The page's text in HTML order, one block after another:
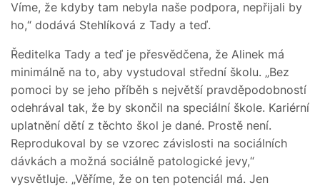
Víme, že kdyby tam nebyla naše podpora, nepřijali by
ho,“ dodává Stehlíková z Tady a teď.
Ředitelka Tady a teď je přesvědčena, že Alinek má
minimálně na to, aby vystudoval střední školu. „Bez
pomoci by se jeho příběh s největší pravděpodobností
odehrával tak, že by skončil na speciální škole. Kariérní
uplatnění dětí z těchto škol je dané. Prostě není.
Reprodukoval by se vzorec závislosti na sociálních
dávkách a možná sociálně patologické jevy,“
vysvětluje. „Věříme, že on ten potenciál má. Jen